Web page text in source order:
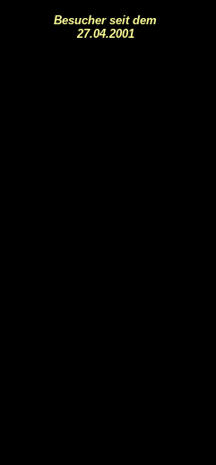
Besucher seit dem
27.04.2001